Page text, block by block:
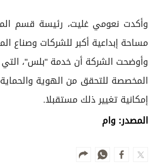
وأكدت نعومي غليت، رئيسة قسم
مساحة إبداعية أكبر للشركات وصناع
المخصصة للتحقق من الهوية
إمكانية تغيير ذلك مستقبلا.
المصدر: وام